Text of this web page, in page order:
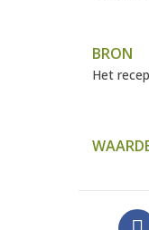
BRON
Het